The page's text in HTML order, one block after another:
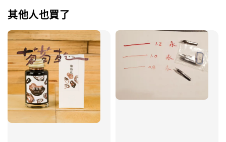
其他人也買了